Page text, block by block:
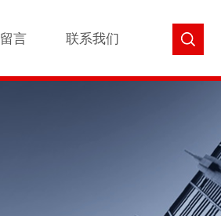
言 联系我们